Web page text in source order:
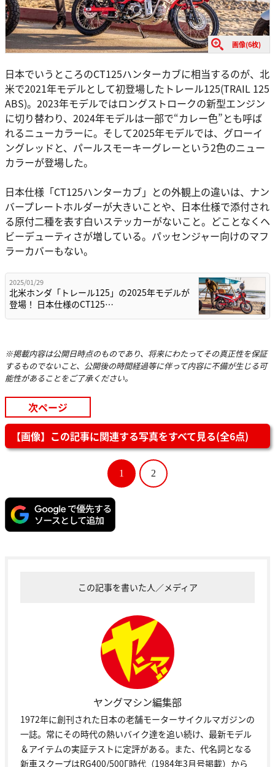
画像(6枚)
日本でいうところのCT125ハンターカブに相当するのが、北
米で2021年モデルとして初登場したトレール125(TRAIL 125
ABS)。2023年モデルではロングストロークの新型エンジン
に切り替わり、2024年モデルは一部で“カレー色”とも呼ば
れるニューカラーに。そして2025年モデルでは、グローイ
ングレッドと、パールスモーキーグレーという2色のニュー
カラーが登場した。
日本仕様「CT125ハンターカブ」との外観上の違いは、ナン
バープレートホルダーが大きいことや、日本仕様で添付され
る原付二種を表す白いステッカーがないこと。どことなくヘ
ビーデューティさが増している。パッセンジャー向けのマフ
ラーカバーもない。
2025/01/29
北米ホンダ「トレール125」の2025年モデルが
登場！ 日本仕様のCT125…
※掲載内容は公開日時点のものであり、将来にわたってその真正性を保証
するものでないこと、公開後の時間経過等に伴って内容に不備が生じる可
能性があることをご了承ください。
次ページ
【画像】この記事に関連する写真をすべて見る(全6点)
1 2
この記事を書いた人／メディア
ヤングマシン編集部
1972年に創刊された日本の老舗モーターサイクルマガジンの
一誌。常にその時代の熱いバイク達を追い続け、最新モデル
＆アイテムの実証テストに定評がある。また、代名詞となる
新車スクープはRG400/500Γ時代（1984年3月号掲載）から